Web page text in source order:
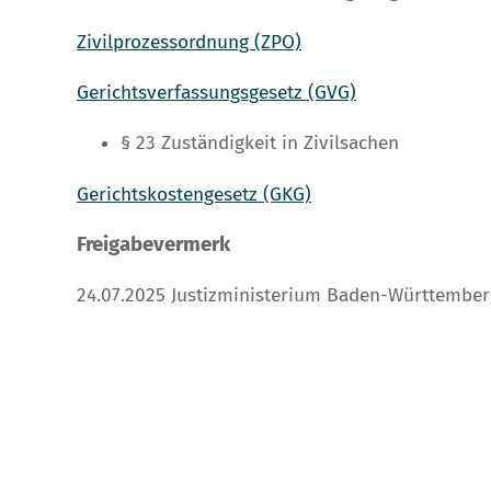
Zivilprozessordnung (ZPO)
Gerichtsverfassungsgesetz (GVG)
§ 23 Zuständigkeit in Zivilsachen
Gerichtskostengesetz (GKG)
Freigabevermerk
24.07.2025 Justizministerium Baden-